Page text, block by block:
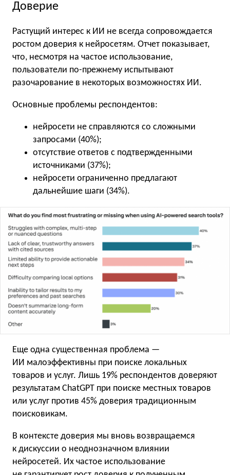
Доверие
Растущий интерес к ИИ не всегда сопровождается
ростом доверия к нейросетям. Отчет показывает,
что, несмотря на частое использование,
пользователи по-прежнему испытывают
разочарование в некоторых возможностях ИИ.
Основные проблемы респондентов:
нейросети не справляются со сложными
запросами (40%);
отсутствие ответов с подтвержденными
источниками (37%);
нейросети ограниченно предлагают
дальнейшие шаги (34%).
Еще одна существенная проблема —
ИИ малоэффективны при поиске локальных
товаров и услуг. Лишь 19% респондентов доверяют
результатам ChatGPT при поиске местных товаров
или услуг против 45% доверия традиционным
поисковикам.
В контексте доверия мы вновь возвращаемся
к дискуссии о неоднозначном влиянии
нейросетей. Их частое использование